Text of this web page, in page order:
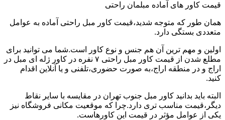
قیمت کاور های آماده مبلمان راحتی
همان طور که متوجه شدید،قیمت کاور مبل راحتی آماده به عوامل
متعددی بستگی دارد.
اولین و مهم ترین آن هم جنس و نوع کاور است.شما می توانید برای
مطلع شدن از قیمت کاور مبل راحتی ۷ نفره در کاور ژله ای مبل در
اراج و در منطقه اراج،به صورت حضوری،تلفنی و یا آنلاین اقدام
کنید.
البته باید بدانید کاور مبل جنوب تهران در مقایسه با سایر نقاط
دیگر،قیمت مناسب تری دارد.چرا که موقعیت مکانی فروشگاه نیز
یکی از عوامل مؤثر در قیمت این کاورهاست.